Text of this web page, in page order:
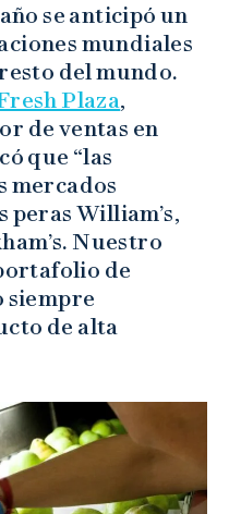
se anticipó un
mundiales
del mundo.
Plaza,
de ventas en
que “las
mercados
peras William’s,
Nuestro
de
siempre
de alta